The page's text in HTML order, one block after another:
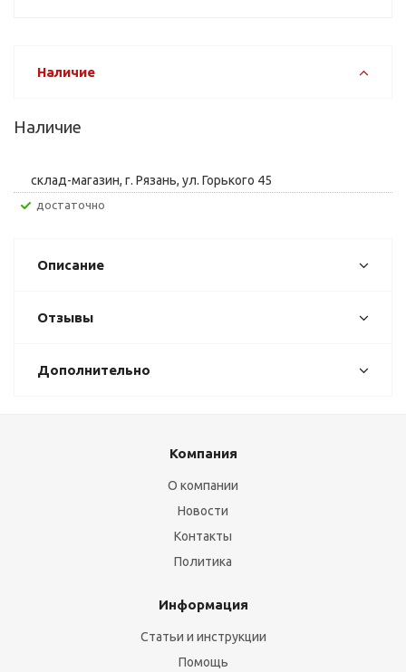
Наличие
Наличие
склад-магазин, г. Рязань, ул. Горького 45
Достаточно
Описание
Отзывы
Дополнительно
Компания
О компании
Новости
Контакты
Политика
Информация
Статьи и инструкции
Помощь